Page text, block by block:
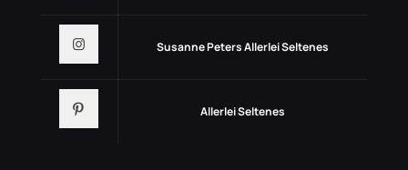
Susanne Peters Allerlei Seltenes
Allerlei Seltenes